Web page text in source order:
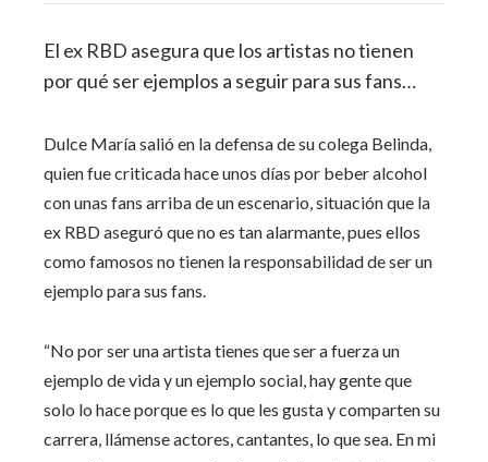
El ex RBD asegura que los artistas no tienen
por qué ser ejemplos a seguir para sus fans…
Dulce María salió en la defensa de su colega Belinda,
quien fue criticada hace unos días por beber alcohol
con unas fans arriba de un escenario, situación que la
ex RBD aseguró que no es tan alarmante, pues ellos
como famosos no tienen la responsabilidad de ser un
ejemplo para sus fans.
“No por ser una artista tienes que ser a fuerza un
ejemplo de vida y un ejemplo social, hay gente que
solo lo hace porque es lo que les gusta y comparten su
carrera, llámense actores, cantantes, lo que sea. En mi